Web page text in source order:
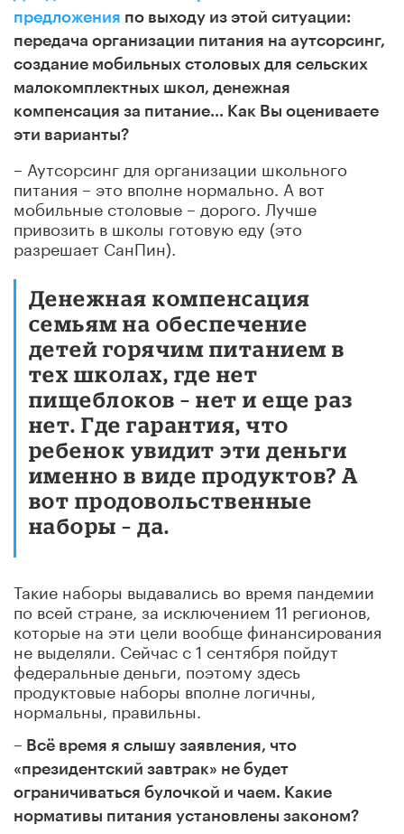
предложения по выходу из этой ситуации:
передача организации питания на аутсорсинг,
создание мобильных столовых для сельских
малокомплектных школ, денежная
компенсация за питание… Как Вы оцениваете
эти варианты?
– Аутсорсинг для организации школьного
питания – это вполне нормально. А вот
мобильные столовые – дорого. Лучше
привозить в школы готовую еду (это
разрешает СанПин).
Денежная компенсация
семьям на обеспечение
детей горячим питанием в
тех школах, где нет
пищеблоков – нет и еще раз
нет. Где гарантия, что
ребенок увидит эти деньги
именно в виде продуктов? А
вот продовольственные
наборы – да.
Такие наборы выдавались во время пандемии
по всей стране, за исключением 11 регионов,
которые на эти цели вообще финансирования
не выделяли. Сейчас с 1 сентября пойдут
федеральные деньги, поэтому здесь
продуктовые наборы вполне логичны,
нормальны, правильны.
– Всё время я слышу заявления, что
«президентский завтрак» не будет
ограничиваться булочкой и чаем. Какие
нормативы питания установлены законом?